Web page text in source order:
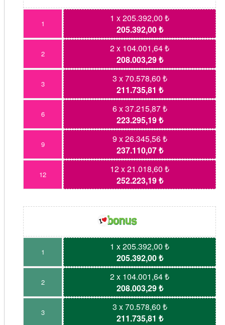
1
1 x 205.392,00 ₺
205.392,00 ₺
2
2 x 104.001,64 ₺
208.003,29 ₺
3
3 x 70.578,60 ₺
211.735,81 ₺
6
6 x 37.215,87 ₺
223.295,19 ₺
9
9 x 26.345,56 ₺
237.110,07 ₺
12
12 x 21.018,60 ₺
252.223,19 ₺
1
1 x 205.392,00 ₺
205.392,00 ₺
2
2 x 104.001,64 ₺
208.003,29 ₺
3
3 x 70.578,60 ₺
211.735,81 ₺